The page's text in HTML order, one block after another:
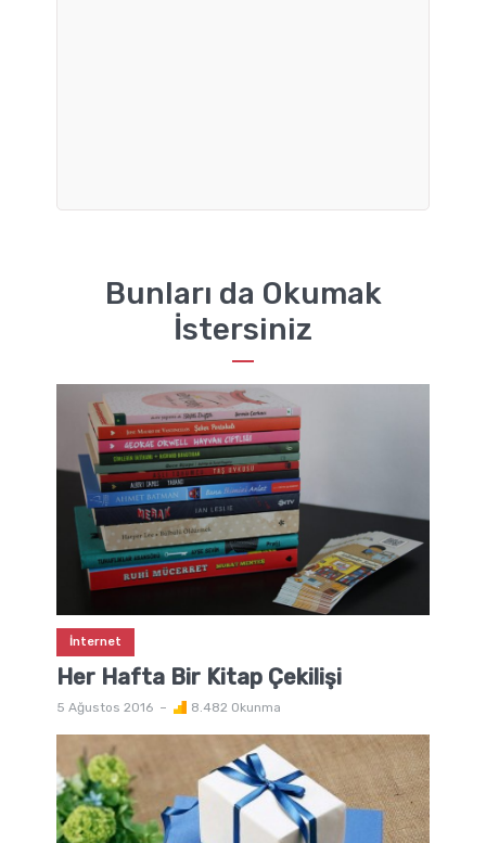
Bunları da Okumak
İstersiniz
İnternet
Her Hafta Bir Kitap Çekilişi
5 Ağustos 2016 8.482 Okunma